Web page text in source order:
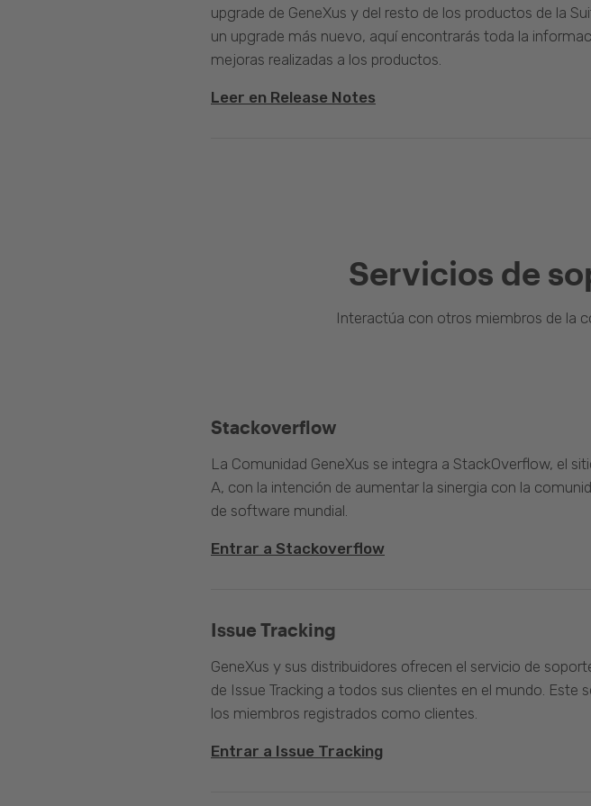
upgrade de GeneXus y del resto de los productos de la
un upgrade más nuevo, aquí encontrarás toda la
mejoras realizadas a los productos.
Leer en Release Notes
Servicios de
Interactúa con otros miembros de la
Stackoverflow
La Comunidad GeneXus se integra a StackOverflow, el
A, con la intención de aumentar la sinergia con la
de software mundial.
Entrar a Stackoverflow
Issue Tracking
GeneXus y sus distribuidores ofrecen el servicio de
de Issue Tracking a todos sus clientes en el mundo. Este
los miembros registrados como clientes.
Entrar a Issue Tracking